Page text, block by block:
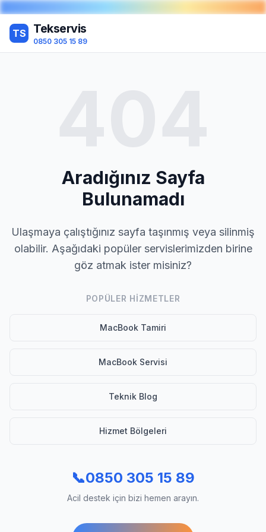
TS Tekservis
0850 305 15 89
Aradığınız Sayfa
Bulunamadı
Ulaşmaya çalıştığınız sayfa taşınmış veya silinmiş
olabilir. Aşağıdaki popüler servislerimizden birine
göz atmak ister misiniz?
POPÜLER HIZMETLER
MacBook Tamiri
MacBook Servisi
Teknik Blog
Hizmet Bölgeleri
📞0850 305 15 89
Acil destek için bizi hemen arayın.